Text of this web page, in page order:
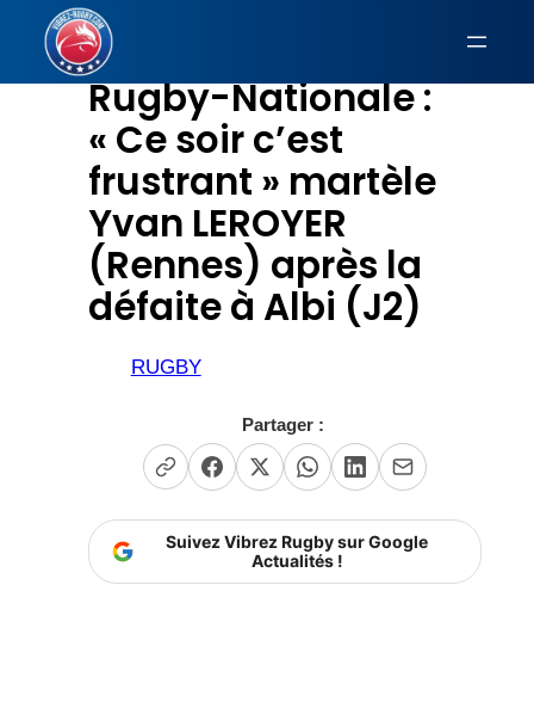
Aller
contenu Rugby-Nationale :
« Ce soir c’est
frustrant » martèle
Yvan LEROYER
(Rennes) après la
défaite à Albi (J2)
RUGBY
Partager :
Suivez Vibrez Rugby sur Google
Actualités !